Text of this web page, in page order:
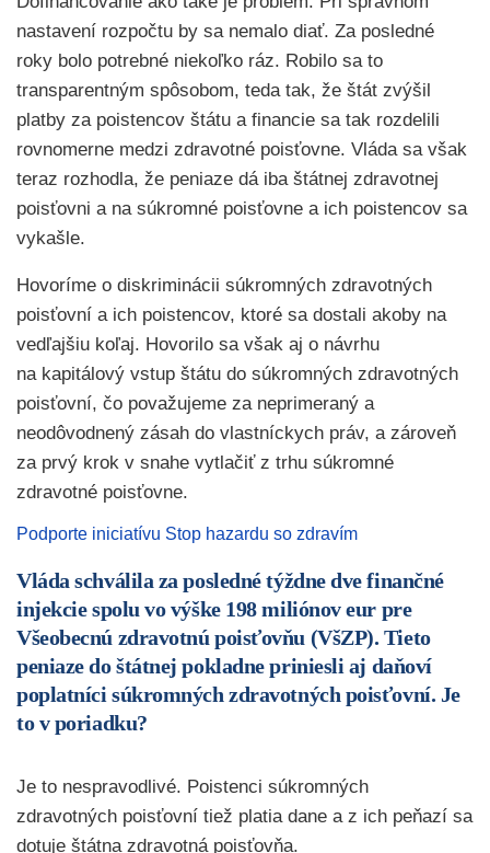
nastavení rozpočtu by sa nemalo diať. Za posledné
roky bolo potrebné niekoľko ráz. Robilo sa to
transparentným spôsobom, teda tak, že štát zvýšil
platby za poistencov štátu a financie sa tak rozdelili
rovnomerne medzi zdravotné poisťovne. Vláda sa však
teraz rozhodla, že peniaze dá iba štátnej zdravotnej
poisťovni a na súkromné poisťovne a ich poistencov sa
vykašle.
Hovoríme o diskriminácii súkromných zdravotných
poisťovní a ich poistencov, ktoré sa dostali akoby na
vedľajšiu koľaj. Hovorilo sa však aj o návrhu
na kapitálový vstup štátu do súkromných zdravotných
poisťovní, čo považujeme za neprimeraný a
neodôvodnený zásah do vlastníckych práv, a zároveň
za prvý krok v snahe vytlačiť z trhu súkromné
zdravotné poisťovne.
Podporte iniciatívu Stop hazardu so zdravím
Vláda schválila za posledné týždne dve finančné
injekcie spolu vo výške 198 miliónov eur pre
Všeobecnú zdravotnú poisťovňu (VšZP). Tieto
peniaze do štátnej pokladne priniesli aj daňoví
poplatníci súkromných zdravotných poisťovní. Je
to v poriadku?
Je to nespravodlivé. Poistenci súkromných
zdravotných poisťovní tiež platia dane a z ich peňazí sa
dotuje štátna zdravotná poisťovňa.